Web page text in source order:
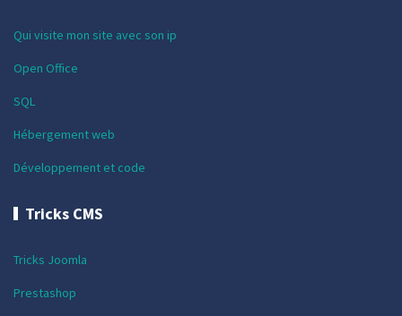
Qui visite mon site avec son ip
Open Office
SQL
Hébergement web
Développement et code
Tricks CMS
Tricks Joomla
Prestashop